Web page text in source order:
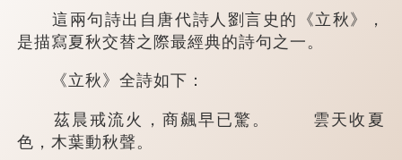
這兩句詩出自唐代詩人劉言史的《立秋》，
是描寫夏秋交替之際最經典的詩句之一。
《立秋》全詩如下：
茲晨戒流火，商飆早已驚。 雲天收夏
色，木葉動秋聲。